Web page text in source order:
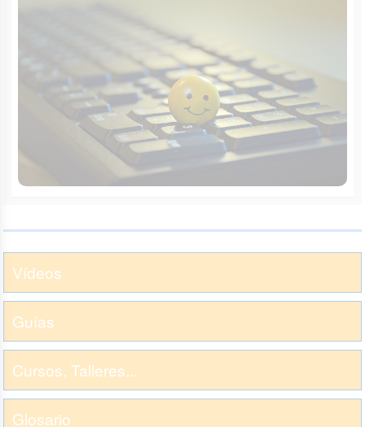
Vídeos
Guías
Cursos, Talleres...
Glosario